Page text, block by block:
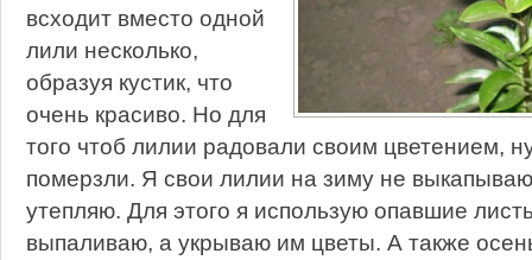
всходит вместо одной
лили несколько,
образуя кустик, что
очень красиво. Но для
того чтоб лилии радовали своим цветением,
померзли. Я свои лилии на зиму не
утепляю. Для этого я использую опавшие
выпаливаю, а укрываю им цветы. А также